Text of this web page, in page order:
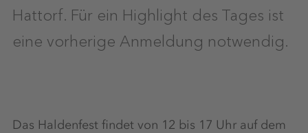
Hattorf. Für ein Highlight des Tages ist
eine vorherige Anmeldung notwendig.
Das Haldenfest findet von 12 bis 17 Uhr auf dem